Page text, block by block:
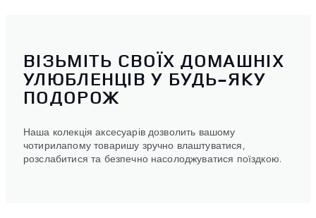
ВІЗЬМІТЬ СВОЇХ ДОМАШНІХ
УЛЮБЛЕНЦІВ У БУДЬ-ЯКУ
ПОДОРОЖ
Наша колекція аксесуарів дозволить вашому
чотирилапому товаришу зручно влаштуватися,
розслабитися та безпечно насолоджуватися поїздкою.